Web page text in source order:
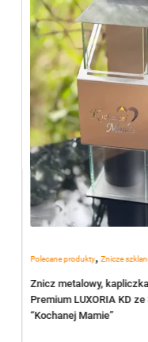
Polecane produkty, Znicze
Znicz metalowy,
Premium LUXORIA KD ze
“Kochanej Mamie”